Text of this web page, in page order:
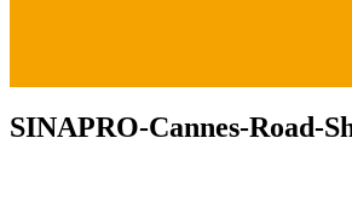
SINAPRO-Cannes-Road-